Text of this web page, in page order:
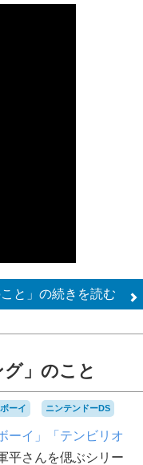
と」の続きを読む
」のこと
ーイ ニンテンドーDS
ーイ」
「テンビリオ
平さんを偲ぶシリー